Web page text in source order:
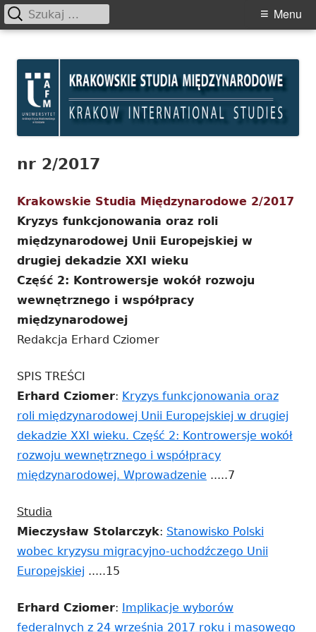
content
Międzynarodowe
Primary
Menu
Szukaj:
nr 2/2017
Krakowskie Studia Międzynarodowe 2/2017
Kryzys funkcjonowania oraz roli
międzynarodowej Unii Europejskiej w
drugiej dekadzie XXI wieku
Część 2: Kontrowersje wokół rozwoju
wewnętrznego i współpracy
międzynarodowej
Redakcja Erhard Cziomer
SPIS TREŚCI
Erhard Cziomer: Kryzys funkcjonowania oraz
roli międzynarodowej Unii Europejskiej w drugiej
dekadzie XXI wieku. Część 2: Kontrowersje wokół
rozwoju wewnętrznego i współpracy
międzynarodowej. Wprowadzenie Strona
w
nowym
.....7
Studia
Mieczysław Stolarczyk: Stanowisko Polski
wobec kryzysu migracyjno-uchodźczego Unii
Europejskiej Strona
się
.....15
Erhard Cziomer:
Implikacje wyborów
federalnych z 24 września 2017 roku i masowego